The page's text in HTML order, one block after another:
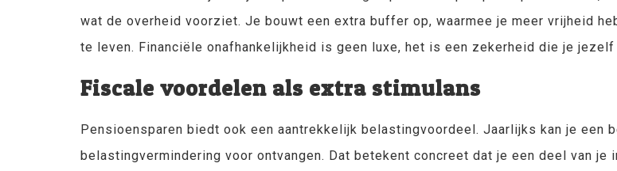
wat de overheid voorziet. Je bouwt een extra buffer op, waarmee je meer vrijheid
te leven. Financiële onafhankelijkheid is geen luxe, het is een zekerheid die je jezelf
Fiscale voordelen als extra stimulans
Pensioensparen biedt ook een aantrekkelijk belastingvoordeel. Jaarlijks kan je een
belastingvermindering voor ontvangen. Dat betekent concreet dat je een deel van